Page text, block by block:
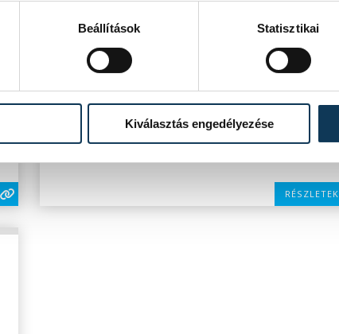
Beállítások Statisztikai
Kiválasztás engedélyezése
SOROZAT
FÉRFI LABDARÚGÓ NB III
HAZAI
PRACTICAL VLS
VENDÉG
ETO AKADÉMIA
IDŐPONT
2021. NOVEMBER 3. 13:00
HELYSZÍN
VESZPRÉM, VÁROSI STADION
RÉSZLETEK